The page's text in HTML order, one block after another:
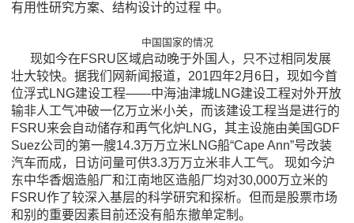
有用性研究方案、结构设计的过程 中。
中国国家的情况
现如今在FSRU区域启动晚于外国人，只不过相同发展
壮大较快。据我们网新闻报道，201四年2月6日，现如今首
位浮式LNG建设工程——中海油津城LNG建设工程对外开放
输非人工气冲破一亿万立米小关，而该建设工程当是进行的
FSRU来会自动储存和再气化炉LNG，其主设施由美国GDF
Suez公司的第一艘14.3万万立米LNG船“Cape Ann”号改装
汽车而成，日访问量可供3.3万万立米非人工气。 现如今沪
东中华香烟造船厂和江南地区造船厂均对30,000万立米的
FSRU作了较深入基层的科学研究和探析。但而是股票市场
和别的重要因素目前还没有船东撤单定制。